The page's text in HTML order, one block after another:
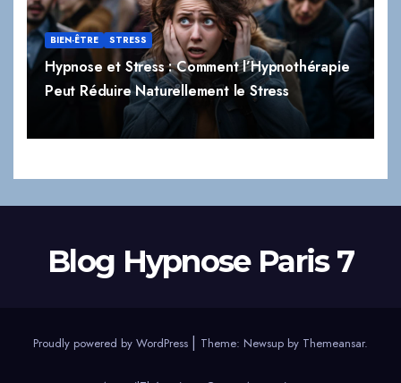
BIEN-ÊTRE STRESS
Hypnose et Stress : Comment l’Hypnothérapie
Peut Réduire Naturellement le Stress
Blog Hypnose Paris 7
Proudly powered by WordPress | Theme: Newsup by Themeansar.